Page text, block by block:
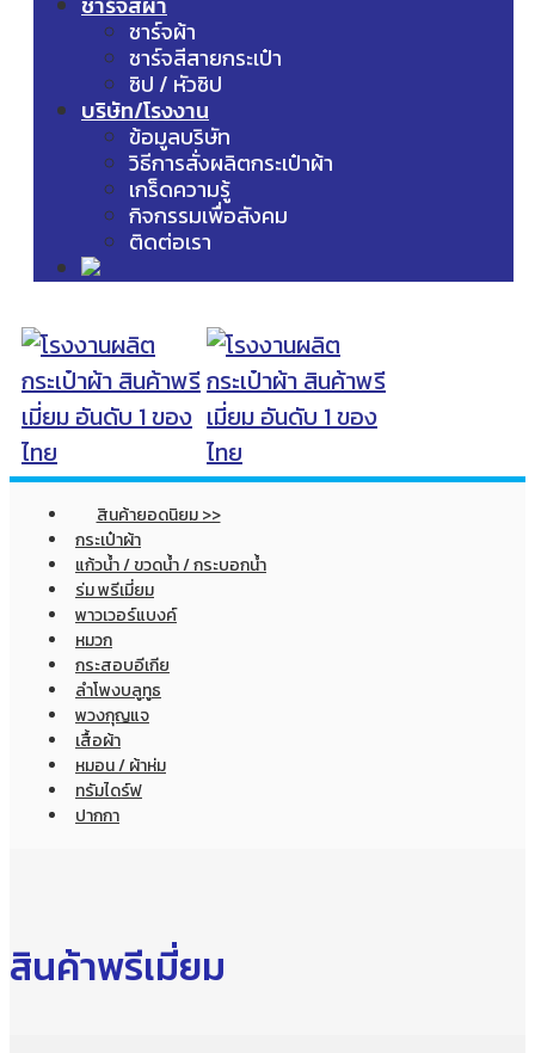
ชาร์จผ้า
ชาร์จสีสายกระเป๋า
ซิป / หัวซิป
บริษัท/โรงงาน
ข้อมูลบริษัท
วิธีการสั่งผลิตกระเป๋าผ้า
เกร็ดความรู้
กิจกรรมเพื่อสังคม
ติดต่อเรา
สินค้ายอดนิยม >>
กระเป๋าผ้า
แก้วน้ำ / ขวดน้ำ / กระบอกน้ำ
ร่ม พรีเมี่ยม
พาวเวอร์แบงค์
หมวก
กระสอบอีเกีย
ลำโพงบลูทูธ
พวงกุญแจ
เสื้อผ้า
หมอน / ผ้าห่ม
ทรัมไดร์ฟ
ปากกา
สินค้าพรีเมี่ยม